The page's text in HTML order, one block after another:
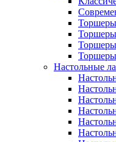
Торшеры
Настольные